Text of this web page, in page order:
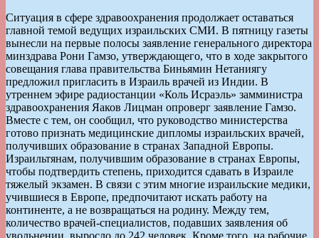
Ситуация в сфере здравоохранения продолжает оставаться
главной темой ведущих израильских СМИ. В пятницу газеты
вынесли на первые полосы заявление генерального директора
минздрава Рони Гамзо, утверждающего, что в ходе закрытого
совещания глава правительства Биньямин Нетаниягу
предложил пригласить в Израиль врачей из Индии. В
утреннем эфире радиостанции «Коль Исраэль» замминистра
здравоохранения Яаков Лицман опроверг заявление Гамзо.
Вместе с тем, он сообщил, что руководство министерства
готово признать медицинские дипломы израильских врачей,
получивших образование в странах Западной Европы.
Израильтянам, получившим образование в странах Европы,
чтобы подтвердить степень, приходится сдавать в Израиле
тяжелый экзамен. В связи с этим многие израильские медики,
учившиеся в Европе, предпочитают искать работу на
континенте, а не возвращаться на родину. Между тем,
количество врачей-специалистов, подавших заявления об
увольнении, выросло до 242 человек. Кроме того, на рабочие